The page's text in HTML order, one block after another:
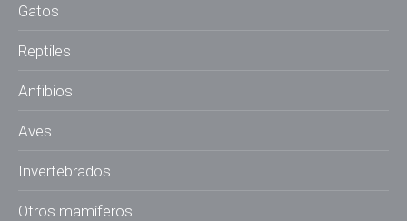
Gatos
Reptiles
Anfibios
Aves
Invertebrados
Otros mamíferos